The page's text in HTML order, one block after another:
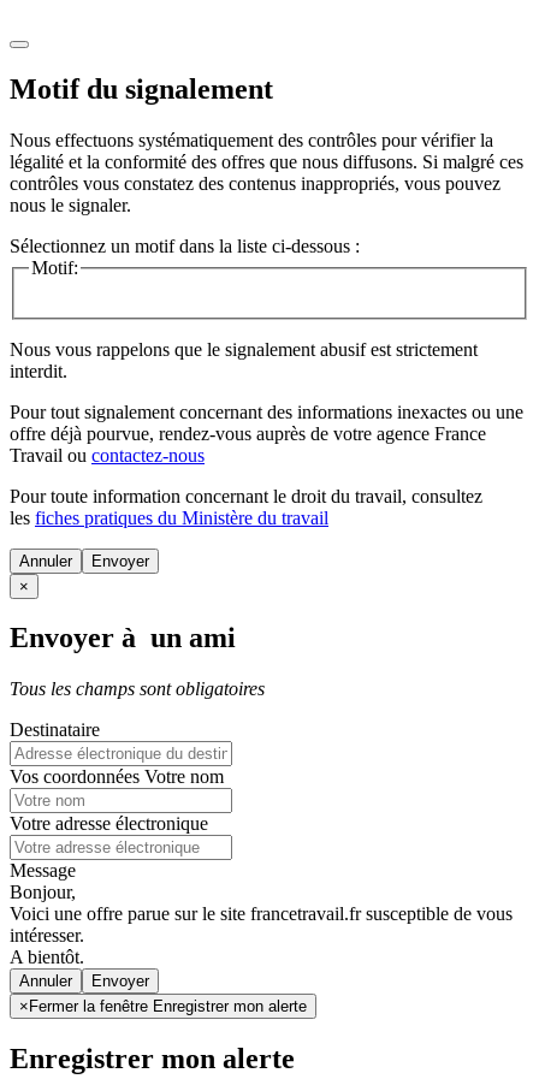
Motif du signalement
Nous effectuons systématiquement des contrôles pour vérifier la
légalité et la conformité des offres que nous diffusons. Si malgré ces
contrôles vous constatez des contenus inappropriés, vous pouvez
nous le signaler.
Sélectionnez un motif dans la liste ci-dessous :
Motif:
Nous vous rappelons que le signalement abusif est strictement
interdit.
Pour tout signalement concernant des informations inexactes ou une
offre déjà pourvue, rendez-vous auprès de votre agence France
Travail ou contactez-nous
Pour toute information concernant le droit du travail, consultez
les fiches pratiques du Ministère du travail
Annuler
×
Envoyer à un ami
Tous les champs sont obligatoires
Destinataire
Vos coordonnées Votre nom
Votre adresse électronique
Message
Bonjour,
Voici une offre parue sur le site francetravail.fr susceptible de vous
intéresser.
A bientôt.
Annuler
× Fermer la fenêtre Enregistrer mon alerte
Enregistrer mon alerte